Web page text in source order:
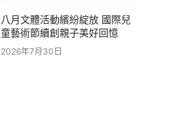
八月文體活動繽紛綻放 國際兒
童藝術節續創親子美好回憶
2026年7月30日